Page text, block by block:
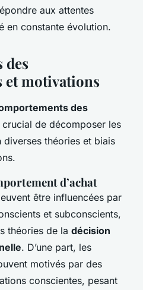
aux attentes
en constante évolution.
des
et motivations
des
crucial de décomposer les
diverses théories et biais
d’achat
être influencées par
et subconscients,
théories de la décision
. D’une part, les
motivés par des
conscientes, pesant